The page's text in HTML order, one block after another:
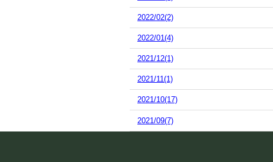
2022/02(2)
2022/01(4)
2021/12(1)
2021/11(1)
2021/10(17)
2021/09(7)